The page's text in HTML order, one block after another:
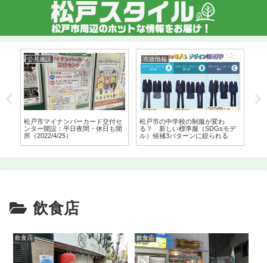
公共施設
松戸市マイナンバーカード交付セ
ンター開設：平日夜間・休日も開
所（2022/4/25）
市政情報
松戸市の中学校の制服が変わ
る？ 新しい標準服（SDGsモデ
ル）候補3パターンに絞られる
飲食店
飲食店 飲食店